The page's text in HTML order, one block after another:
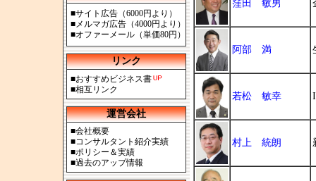
■サイト広告（6000円より）
■メルマガ広告（4000円より）
■オファーメール（単価80円）
リンク
■おすすめビジネス書
■相互リンク
運営会社
■会社概要
■コンサルタント紹介実績
■ポリシー＆実績
■過去のアップ情報
窪田 敏男
阿部 満
若松 敏幸
村上 統朗